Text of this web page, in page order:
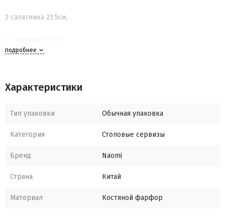
2 салатника 23.5см,
соусник на блюдце,солонка,перечница
подробнее
Характеристики
Тип упаковки Обычная упаковка
Категория Столовые сервизы
Бренд Naomi
Страна Китай
Материал Костяной фарфор